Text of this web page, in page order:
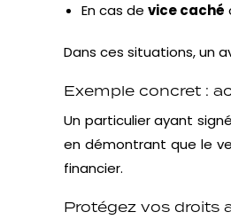
En cas de vice caché
Dans ces situations, un
Exemple concret :
Un particulier ayant
en démontrant que le
financier.
Protégez vos droits